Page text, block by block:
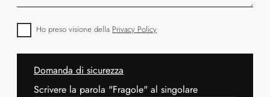
Ho preso visione della Privacy Policy
Domanda di sicurezza
Scrivere la parola "Fragole" al singolare